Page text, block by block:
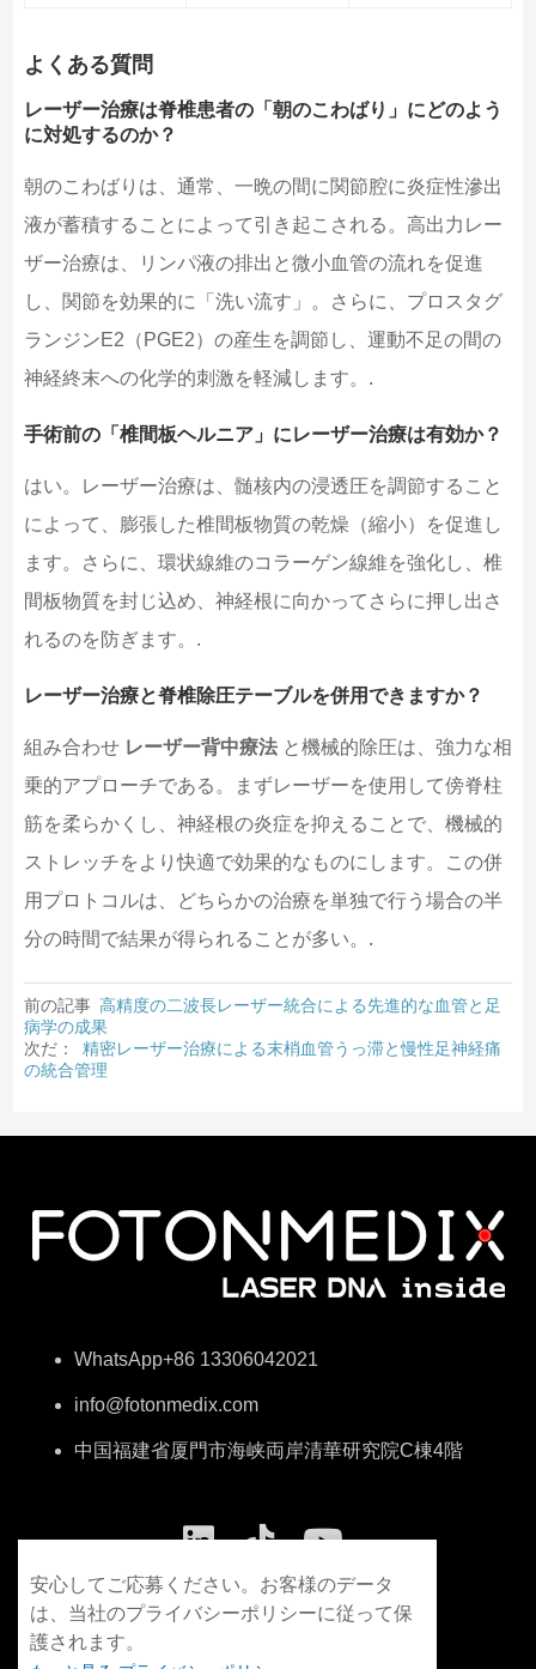
よくある質問
レーザー治療は脊椎患者の「朝のこわばり」にどのよう
に対処するのか？
朝のこわばりは、通常、一晩の間に関節腔に炎症性滲出
液が蓄積することによって引き起こされる。高出力レー
ザー治療は、リンパ液の排出と微小血管の流れを促進
し、関節を効果的に「洗い流す」。さらに、プロスタグ
ランジンE2（PGE2）の産生を調節し、運動不足の間の
神経終末への化学的刺激を軽減します。.
手術前の「椎間板ヘルニア」にレーザー治療は有効か？
はい。レーザー治療は、髄核内の浸透圧を調節すること
によって、膨張した椎間板物質の乾燥（縮小）を促進し
ます。さらに、環状線維のコラーゲン線維を強化し、椎
間板物質を封じ込め、神経根に向かってさらに押し出さ
れるのを防ぎます。.
レーザー治療と脊椎除圧テーブルを併用できますか？
組み合わせ レーザー背中療法と機械的除圧は、強力な相
乗的アプローチである。まずレーザーを使用して傍脊柱
筋を柔らかくし、神経根の炎症を抑えることで、機械的
ストレッチをより快適で効果的なものにします。この併
用プロトコルは、どちらかの治療を単独で行う場合の半
分の時間で結果が得られることが多い。.
前の記事 高精度の二波長レーザー統合による先進的な血管と足
病学の成果
次だ：
精密レーザー治療による末梢血管うっ滞と慢性足神経痛
の統合管理
WhatsApp+86 13306042021
info@fotonmedix.com
中国福建省厦門市海峡両岸清華研究院C棟4階
安心してご応募ください。お客様のデータ
は、当社のプライバシーポリシーに従って保
護されます。